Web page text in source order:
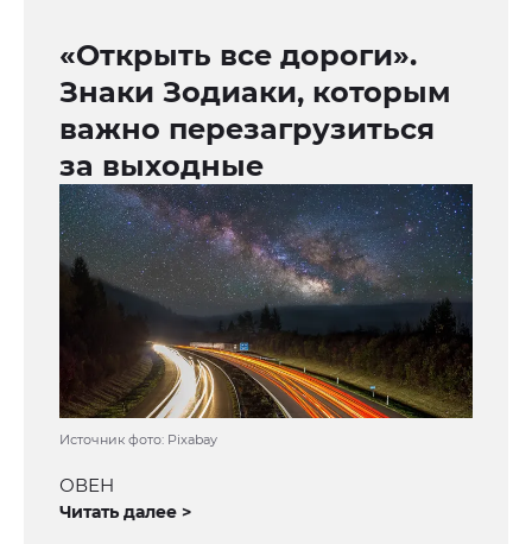
«Открыть все дороги».
Знаки Зодиаки, которым
важно перезагрузиться
за выходные
Источник фото: Pixabay
ОВЕН
Читать далее >